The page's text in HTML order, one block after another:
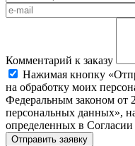
Комментарий к заказу
Нажимая кнопку
на обработку моих
Федеральным законом
персональных данных»,
определенных в
Отправить заявку